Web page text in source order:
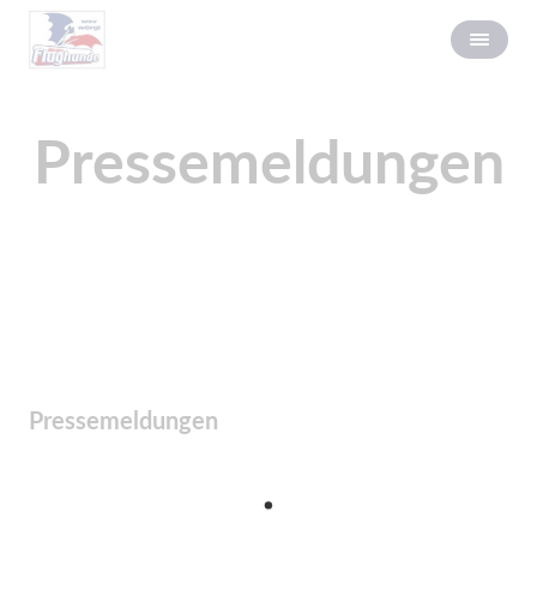
Pressemeldungen
Pressemeldungen